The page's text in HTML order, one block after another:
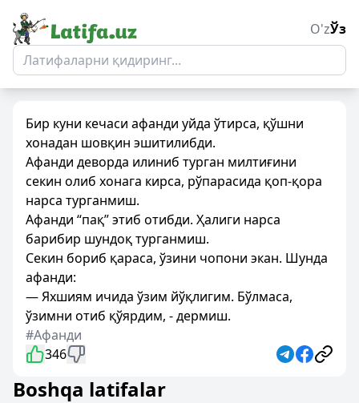
O'zЎз
Бир куни кечаси афанди уйда ўтирса, қўшни
хонадан шовқин эшитилибди.
Афанди деворда илиниб турган милтиғини
секин олиб хонага кирса, рўпарасида қоп-қора
нарса турганмиш.
Афанди “пақ” этиб отибди. Ҳалиги нарса
барибир шундоқ турганмиш.
Секин бориб қараса, ўзини чопони экан. Шунда
афанди:
— Яхшиям ичида ўзим йўқлигим. Бўлмаса,
ўзимни отиб қўярдим, - дермиш.
#Афанди
346
Boshqa latifalar